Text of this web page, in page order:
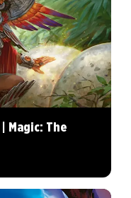
Magic: The